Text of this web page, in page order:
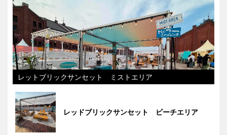
レットブリックサンセット ミストエリア
レッドブリックサンセット ビーチエリア